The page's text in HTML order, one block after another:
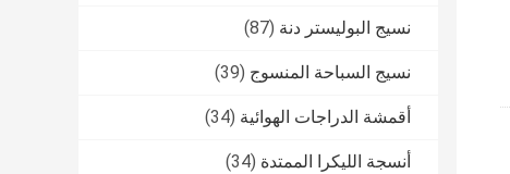
نسيج البوليستر دنة (87)
نسيج السباحة المنسوج (39)
أقمشة الدراجات الهوائية (34)
أنسجة الليكرا الممتدة (34)